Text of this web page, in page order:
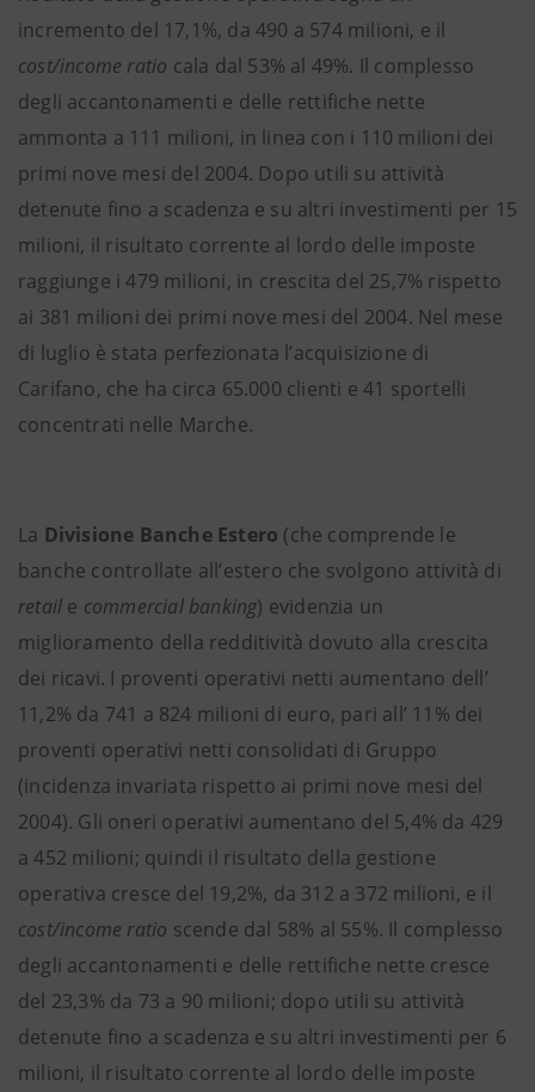
incremento del 17,1%, da 490 a 574 milioni, e il
cost/income ratio cala dal 53% al 49%. Il complesso
degli accantonamenti e delle rettifiche nette
ammonta a 111 milioni, in linea con i 110 milioni dei
primi nove mesi del 2004. Dopo utili su attività
detenute fino a scadenza e su altri investimenti per 15
milioni, il risultato corrente al lordo delle imposte
raggiunge i 479 milioni, in crescita del 25,7% rispetto
ai 381 milioni dei primi nove mesi del 2004. Nel mese
di luglio è stata perfezionata l’acquisizione di
Carifano, che ha circa 65.000 clienti e 41 sportelli
concentrati nelle Marche.
La Divisione Banche Estero (che comprende le
banche controllate all’estero che svolgono attività di
retail e commercial banking) evidenzia un
miglioramento della redditività dovuto alla crescita
dei ricavi. I proventi operativi netti aumentano dell’
11,2% da 741 a 824 milioni di euro, pari all’ 11% dei
proventi operativi netti consolidati di Gruppo
(incidenza invariata rispetto ai primi nove mesi del
2004). Gli oneri operativi aumentano del 5,4% da 429
a 452 milioni; quindi il risultato della gestione
operativa cresce del 19,2%, da 312 a 372 milioni, e il
cost/income ratio scende dal 58% al 55%. Il complesso
degli accantonamenti e delle rettifiche nette cresce
del 23,3% da 73 a 90 milioni; dopo utili su attività
detenute fino a scadenza e su altri investimenti per 6
milioni, il risultato corrente al lordo delle imposte